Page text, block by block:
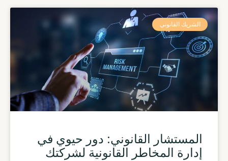
الشريك القانوني
المستشار القانوني: دور حيوي في
إدارة المخاطر القانونية لشركتك